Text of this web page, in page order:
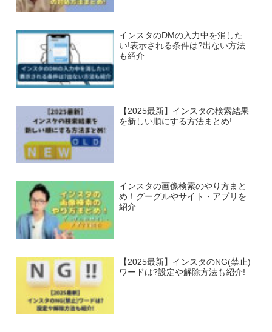
インスタのDMの入力中を消した
い!表示される条件は?出ない方法
も紹介
【2025最新】インスタの検索結果
を新しい順にする方法まとめ!
インスタの画像検索のやり方まと
め！グーグルやサイト・アプリを
紹介
【2025最新】インスタのNG(禁止)
ワードは?設定や解除方法も紹介!